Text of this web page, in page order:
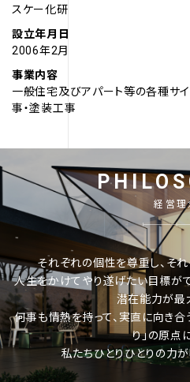
スケー化研
設立年月日
2006年2月
事業内容
一般住宅及びアパート等の各種サイ
事・塗装工事
経営理
それぞれの個性を尊重し、そ
人生をかけてやり遂げたい目標が
潜在能力が最
何事も情熱を持って、実直に向き合
り」の原点
私たちひとりひとりの力